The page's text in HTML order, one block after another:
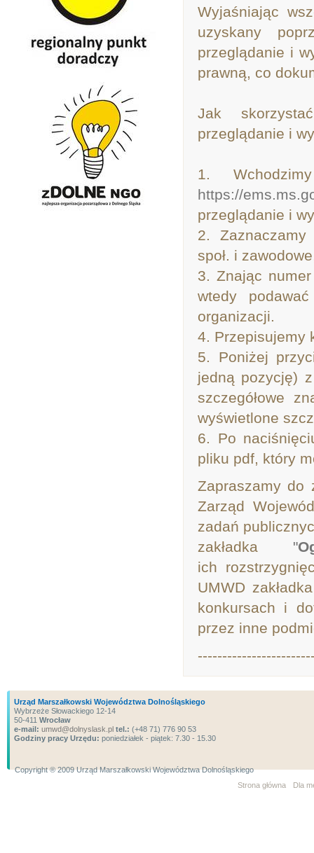
Wyjaśniając
uzyskany
przeglądanie i
prawną, co
Jak
przeglądanie i
1.
https://
przeglądanie i
2. Zaznaczamy
społ. i
3. Znając
wtedy
organizacji.
4. Przepisujemy
5. Poniżej
jedną pozycję)
szczegółowe
wyświetlone
6. Po
pliku pdf, który
Zapraszamy do
Zarząd
zadań
zakładka "
ich
UMWD
konkursach i
przez inne
Urząd Marszałkowski Województwa Dolnośląskiego
Wybrzeże Słowackiego 12-14
50-411 Wrocław
e-mail: umwd@dolnyslask.pl tel.: (+48 71) 776 90 53
Godziny pracy Urzędu: poniedziałek - piątek: 7.30 - 15.30
Copyright ® 2009 Urząd Marszałkowski Województwa Dolnośląskiego
Strona główna
Dla